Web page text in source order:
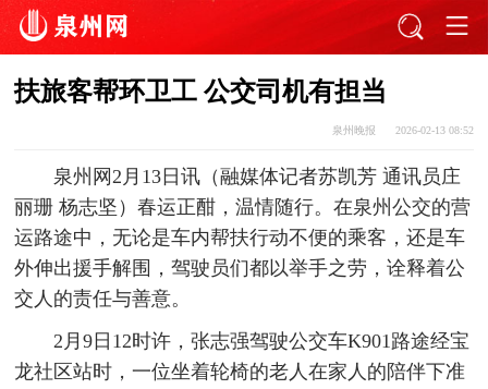
扶旅客帮环卫工 公交司机有担当
泉州晚报 2026-02-13 08:52
泉州网2月13日讯（融媒体记者苏凯芳 通讯员庄
丽珊 杨志坚）春运正酣，温情随行。在泉州公交的营
运路途中，无论是车内帮扶行动不便的乘客，还是车
外伸出援手解围，驾驶员们都以举手之劳，诠释着公
交人的责任与善意。
2月9日12时许，张志强驾驶公交车K901路途经宝
龙社区站时，一位坐着轮椅的老人在家人的陪伴下准